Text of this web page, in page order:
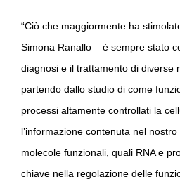
“Ciò che maggiormente ha
Simona Ranallo – è sempre stato
diagnosi e il trattamento di diverse
partendo dallo studio di come
processi altamente controllati la
l’informazione contenuta nel
molecole funzionali, quali RNA e
chiave nella regolazione delle